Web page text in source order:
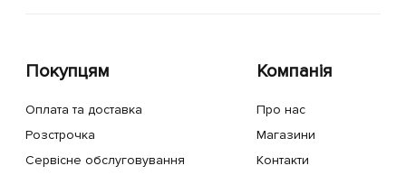
Покупцям
Оплата та доставка
Розстрочка
Сервісне обслуговування
Компанія
Про нас
Магазини
Контакти